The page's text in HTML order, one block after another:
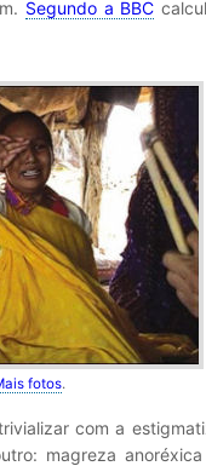
Segundo a BBC
fotos.
com a
magreza